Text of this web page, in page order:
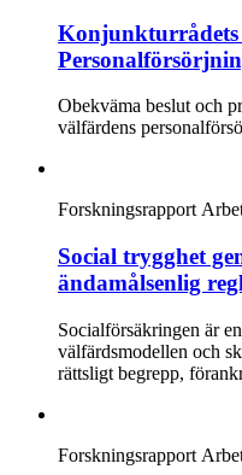
Obekväma beslut och
välfärdens
Forskningsrapport
Social trygghet
ändamålsenlig
Socialförsäkringen är
välfärdsmodellen och
rättsligt begrepp,
Forskningsrapport